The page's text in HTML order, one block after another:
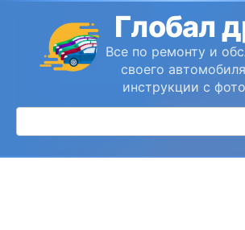
контенту
Глобал
Все по ремонту и
своего
инструкции с
Поиск: